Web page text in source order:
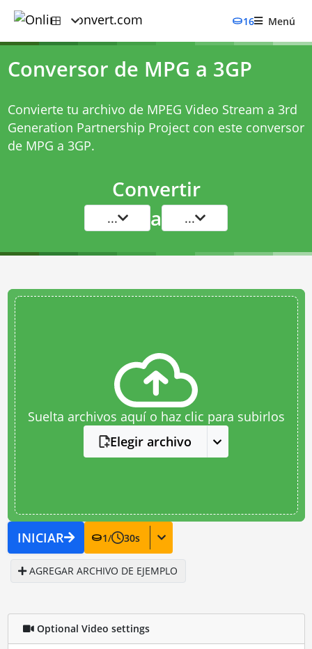
16 Menú
Conversor de MPG a 3GP
Convierte tu archivo de MPEG Video Stream a 3rd
Generation Partnership Project con este conversor
de MPG a 3GP.
Convertir
... a ...
Suelta archivos aquí o haz clic para subirlos
Elegir archivo
INICIAR 1/ 30s
AGREGAR ARCHIVO DE EJEMPLO
Optional Video settings